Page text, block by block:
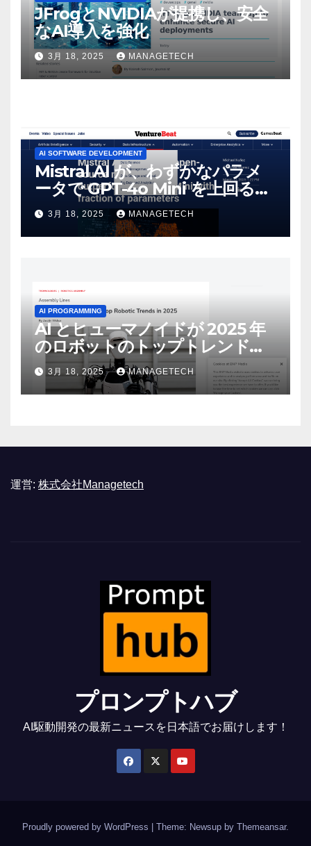
JFrogとNVIDIAが提携し、安全
なAI導入を強化
3月 18, 2025 MANAGETECH
AI SOFTWARE DEVELOPMENT
Mistral AI が、わずかなパラメ
ータで GPT-4o Mini を上回る新
しいオープンソース モデルをリ
リース | VentureBeat
3月 18, 2025 MANAGETECH
AI PROGRAMMING
AI とヒューマノイドが 2025 年
のロボットのトップトレンドに |
ASSEMBLY
3月 18, 2025 MANAGETECH
運営: 株式会社Managetech
プロンプトハブ
AI駆動開発の最新ニュースを日本語でお届けします！
Proudly powered by WordPress Theme: Newsup by Themeansar.